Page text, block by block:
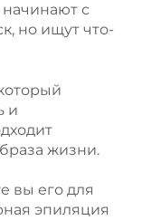
с
но ищут что-
и
жизни.
вы его для
эпиляция